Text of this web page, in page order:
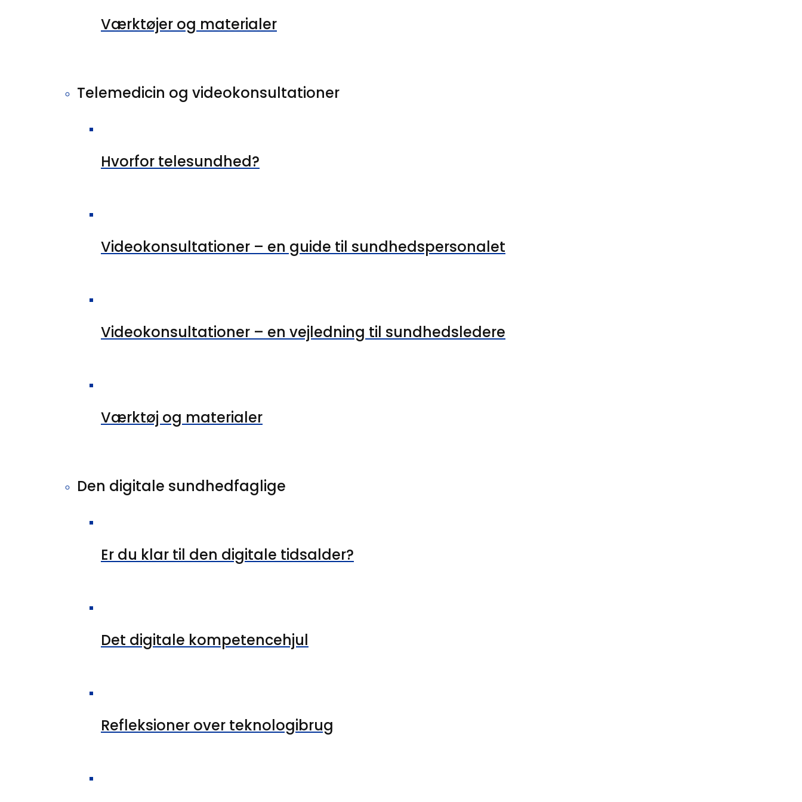
Værktøjer og materialer
Telemedicin og videokonsultationer
Hvorfor telesundhed?
Videokonsultationer – en guide til sundhedspersonalet
Videokonsultationer – en vejledning til sundhedsledere
Værktøj og materialer
Den digitale sundhedfaglige
Er du klar til den digitale tidsalder?
Det digitale kompetencehjul
Refleksioner over teknologibrug